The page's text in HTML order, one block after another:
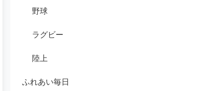
野球
ラグビー
陸上
ふれあい毎日